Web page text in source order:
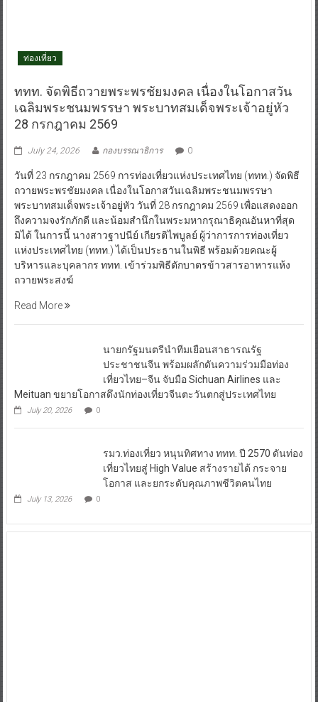
ท่องเที่ยว
ททท. จัดพิธีถวายพระพรชัยมงคล เนื่องในโอกาสวัน
เฉลิมพระชนมพรรษา พระบาทสมเด็จพระเจ้าอยู่หัว
28 กรกฎาคม 2569
July 24, 2026 กองบรรณาธิการ 0
วันที่ 23 กรกฎาคม 2569 การท่องเที่ยวแห่งประเทศไทย (ททท.) จัดพิธี
ถวายพระพรชัยมงคล เนื่องในโอกาสวันเฉลิมพระชนมพรรษา
พระบาทสมเด็จพระเจ้าอยู่หัว วันที่ 28 กรกฎาคม 2569 เพื่อแสดงออก
ถึงความจงรักภักดี และน้อมสำนึกในพระมหากรุณาธิคุณอันหาที่สุด
มิได้ ในการนี้ นางสาวฐาปนีย์ เกียรติไพบูลย์ ผู้ว่าการการท่องเที่ยว
แห่งประเทศไทย (ททท.) ได้เป็นประธานในพิธี พร้อมด้วยคณะผู้
บริหารและบุคลากร ททท. เข้าร่วมพิธีตักบาตรข้าวสารอาหารแห้ง
ถวายพระสงฆ์
Read More
นายกรัฐมนตรีนำทีมเยือนสาธารณรัฐ
ประชาชนจีน พร้อมผลักดันความร่วมมือท่อง
เที่ยวไทย–จีน จับมือ Sichuan Airlines และ
Meituan ขยายโอกาสดึงนักท่องเที่ยวจีนตะวันตกสู่ประเทศไทย
July 20, 2026 0
รมว.ท่องเที่ยว หนุนทิศทาง ททท. ปี 2570 ดันท่อง
เที่ยวไทยสู่ High Value สร้างรายได้ กระจาย
โอกาส และยกระดับคุณภาพชีวิตคนไทย
July 13, 2026 0